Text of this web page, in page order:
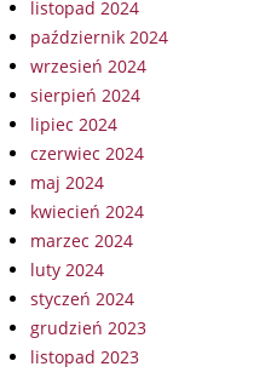
listopad 2024
październik 2024
wrzesień 2024
sierpień 2024
lipiec 2024
czerwiec 2024
maj 2024
kwiecień 2024
marzec 2024
luty 2024
styczeń 2024
grudzień 2023
listopad 2023